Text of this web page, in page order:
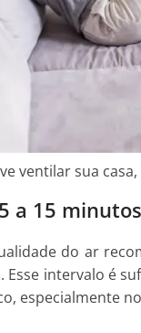
ventilar sua
a 15
do ar
. Esse intervalo é
especialmente